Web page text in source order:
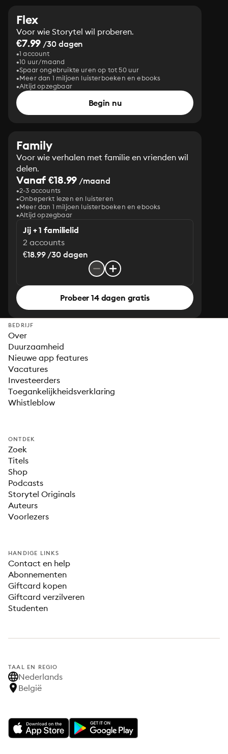
Flex
Voor wie Storytel wil proberen.
€7.99 /30 dagen
1 account
10 uur/maand
Spaar ongebruikte uren op tot 50 uur
Meer dan 1 miljoen luisterboeken en ebooks
Altijd opzegbaar
Begin nu
Family
Voor wie verhalen met familie en vrienden wil
delen.
Vanaf €18.99 /maand
2-3 accounts
Onbeperkt lezen en luisteren
Meer dan 1 miljoen luisterboeken en ebooks
Altijd opzegbaar
Jij + 1 familielid
2 accounts
€18.99 /30 dagen
Probeer 14 dagen gratis
BEDRIJF
Over
Duurzaamheid
Nieuwe app features
Vacatures
Investeerders
Toegankelijkheidsverklaring
Whistleblow
ONTDEK
Zoek
Titels
Shop
Podcasts
Storytel Originals
Auteurs
Voorlezers
HANDIGE LINKS
Contact en help
Abonnementen
Giftcard kopen
Giftcard verzilveren
Studenten
TAAL EN REGIO
Nederlands
België